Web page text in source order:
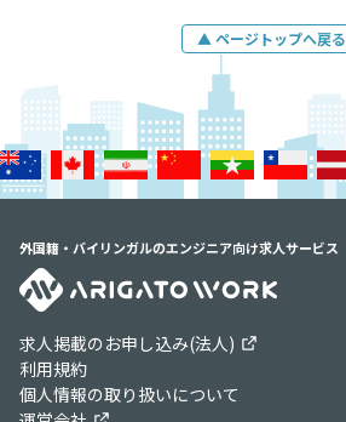
▲ ページトップへ戻る
外国籍・バイリンガルのエンジニア向け求人サービス
求人掲載のお申し込み(法人)
利用規約
個人情報の取り扱いについて